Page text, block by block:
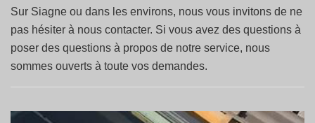
Sur Siagne ou dans les environs, nous vous invitons de ne
pas hésiter à nous contacter. Si vous avez des questions à
poser des questions à propos de notre service, nous
sommes ouverts à toute vos demandes.